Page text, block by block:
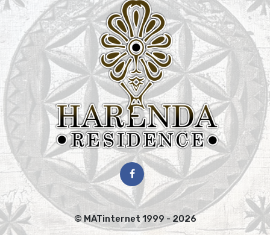
© MATinternet 1999 - 2026